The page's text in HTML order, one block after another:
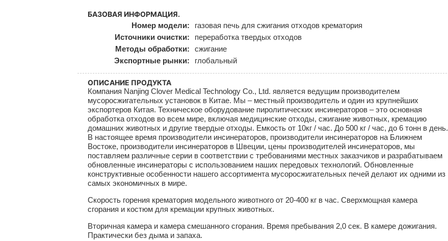
БАЗОВАЯ ИНФОРМАЦИЯ.
Номер модели:
газовая печь для сжигания отходов крематория
Источники очистки:
переработка твердых отходов
Методы обработки:
сжигание
Экспортные рынки:
глобальный
ОПИСАНИЕ ПРОДУКТА
Компания Nanjing Clover Medical Technology Co., Ltd. является ведущим производителем
мусоросжигательных установок в Китае. Мы – местный производитель и один из крупнейших
экспортеров Китая. Техническое оборудование пиролитических инсинераторов – это основная
обработка отходов во всем мире, включая медицинские отходы, сжигание животных, кремацию
домашних животных и другие твердые отходы. Емкость от 10кг / час. До 500 кг / час, до 6 тонн в день.
В настоящее время производители инсинераторов, производители инсинераторов на Ближнем
Востоке, производители инсинераторов в Швеции, цены производителей инсинераторов, мы
поставляем различные серии в соответствии с требованиями местных заказчиков и разрабатываем
обновленные инсинераторы с использованием наших передовых технологий. Обновленные
конструктивные особенности нашего ассортимента мусоросжигательных печей делают их одними из
самых экономичных в мире.
Скорость горения крематория модельного животного от 20-400 кг в час. Сверхмощная камера
сгорания и костюм для кремации крупных животных.
Вторичная камера и камера смешанного сгорания. Время пребывания 2,0 сек. В камере дожигания.
Практически без дыма и запаха.